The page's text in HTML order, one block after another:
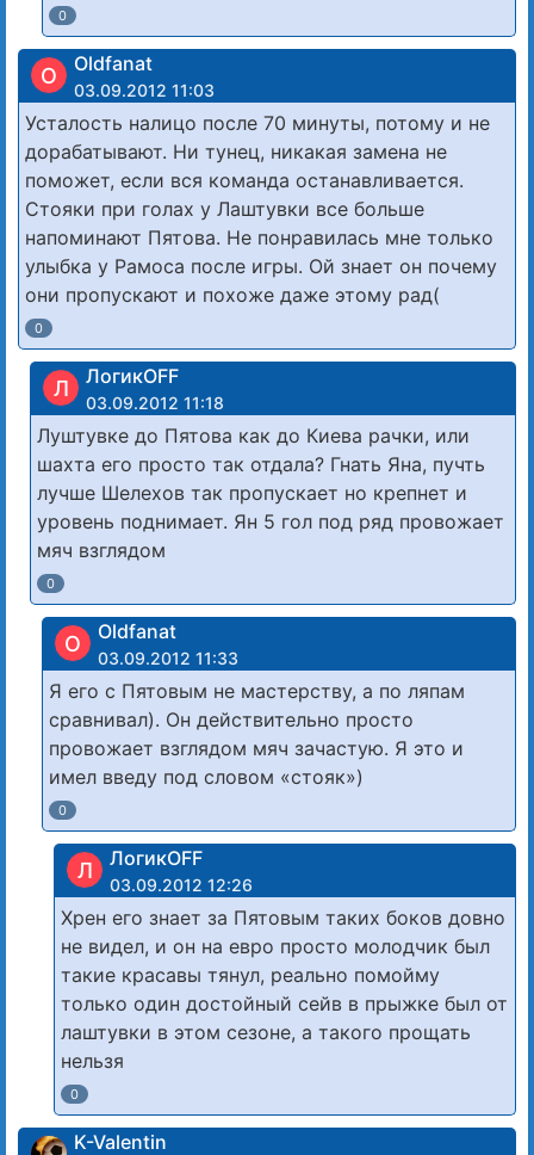
0
O Oldfanat
03.09.2012 11:03
Усталость налицо после 70 минуты, потому и не
дорабатывают. Ни тунец, никакая замена не
поможет, если вся команда останавливается.
Стояки при голах у Лаштувки все больше
напоминают Пятова. Не понравилась мне только
улыбка у Рамоса после игры. Ой знает он почему
они пропускают и похоже даже этому рад(
0
Л ЛогикOFF
03.09.2012 11:18
Луштувке до Пятова как до Киева рачки, или
шахта его просто так отдала? Гнать Яна, пучть
лучше Шелехов так пропускает но крепнет и
уровень поднимает. Ян 5 гол под ряд провожает
мяч взглядом
0
O Oldfanat
03.09.2012 11:33
Я его с Пятовым не мастерству, а по ляпам
сравнивал). Он действительно просто
провожает взглядом мяч зачастую. Я это и
имел введу под словом «стояк»)
0
Л ЛогикOFF
03.09.2012 12:26
Хрен его знает за Пятовым таких боков довно
не видел, и он на евро просто молодчик был
такие красавы тянул, реально помойму
только один достойный сейв в прыжке был от
лаштувки в этом сезоне, а такого прощать
нельзя
0
K-Valentin